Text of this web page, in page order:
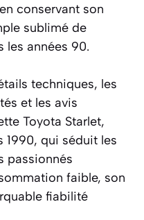
conservant son
sublimé de
les années 90.
techniques, les
et les avis
Toyota Starlet,
1990, qui séduit les
passionnés
faible, son
fiabilité